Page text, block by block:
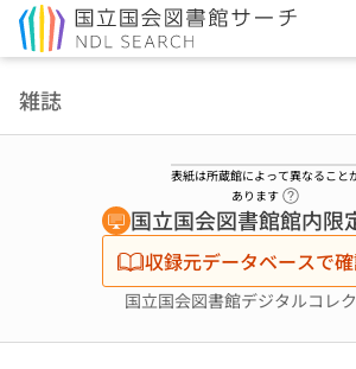
雑誌
表紙は所蔵館によって異なること
あります
国立国会図書館館内限
収録元データベースで
国立国会図書館デジタルコレ